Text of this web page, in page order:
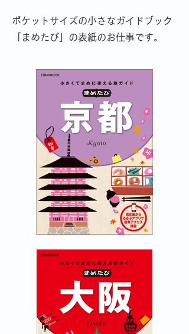
ポケットサイズの小さなガイドブック
「まめたび」の表紙のお仕事です。